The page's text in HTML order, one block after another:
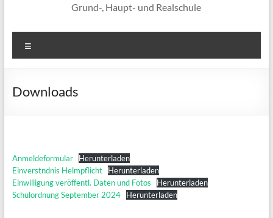
Grund-, Haupt- und Realschule
Downloads
Anmeldeformular
Herunterladen
Einverstndnis Helmpflicht
Herunterladen
Einwilligung veröffentl. Daten und Fotos
Herunterladen
Schulordnung September 2024
Herunterladen